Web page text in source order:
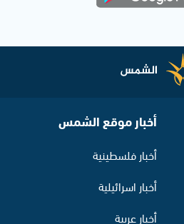
أخبار موقع الشمس
أخبار فلسطينية
أخبار اسرائيلية
أخبار عربية